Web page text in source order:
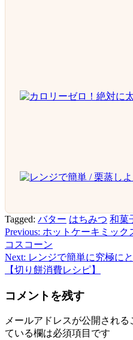
Tagged: バター はちみつ 和菓
投
稿
ナ
ビ
ー
Previous: ホットケーキミック
コスコーン
Next: レンジで簡単に究極に
【切り餅消費レシピ】
コメントを残す
メールアドレスが公開される
ている欄は必須項目です